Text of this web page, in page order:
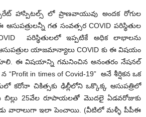
హాస్పిటల్స్ లో ప్రాణవాయువు అందక రోగుల
గత సంవత్సర COVID పరిస్థితుల
పరిస్థితులలో ఇప్పటికే అధిక లాభాలను
యాజమాన్యాలు COVID కు ఈ విషయం
ఈ విషయాన్ని గమనించిన అనంతరం నేషనల్
“Profit in times of Covid-19” అనే శీర్షికన ఒక
కరోనా చికిత్సకు ఢిల్లీలోని ఒక్కొక్క ఆసుపత్రిలో
బిల్లు 25వేల రూపాయలతో మొదలై ఏడవరోజుకు
రెండు వారాలుగా ఇలా పెంచాయి. (వీటిలో మళ్ళీ పీపీఈ